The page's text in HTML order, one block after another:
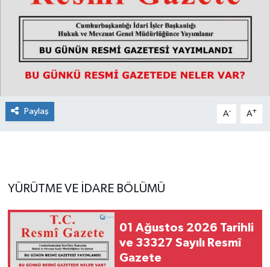
Paylaş A- A+
YÜRÜTME VE İDARE BÖLÜMÜ
01 Ağustos 2026 Tarihli
ve 33327 Sayılı Resmî
Gazete